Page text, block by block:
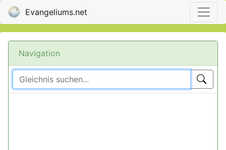
Evangeliums.net
Navigation